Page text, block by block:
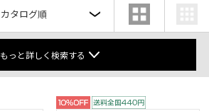
もっと詳しく検索する